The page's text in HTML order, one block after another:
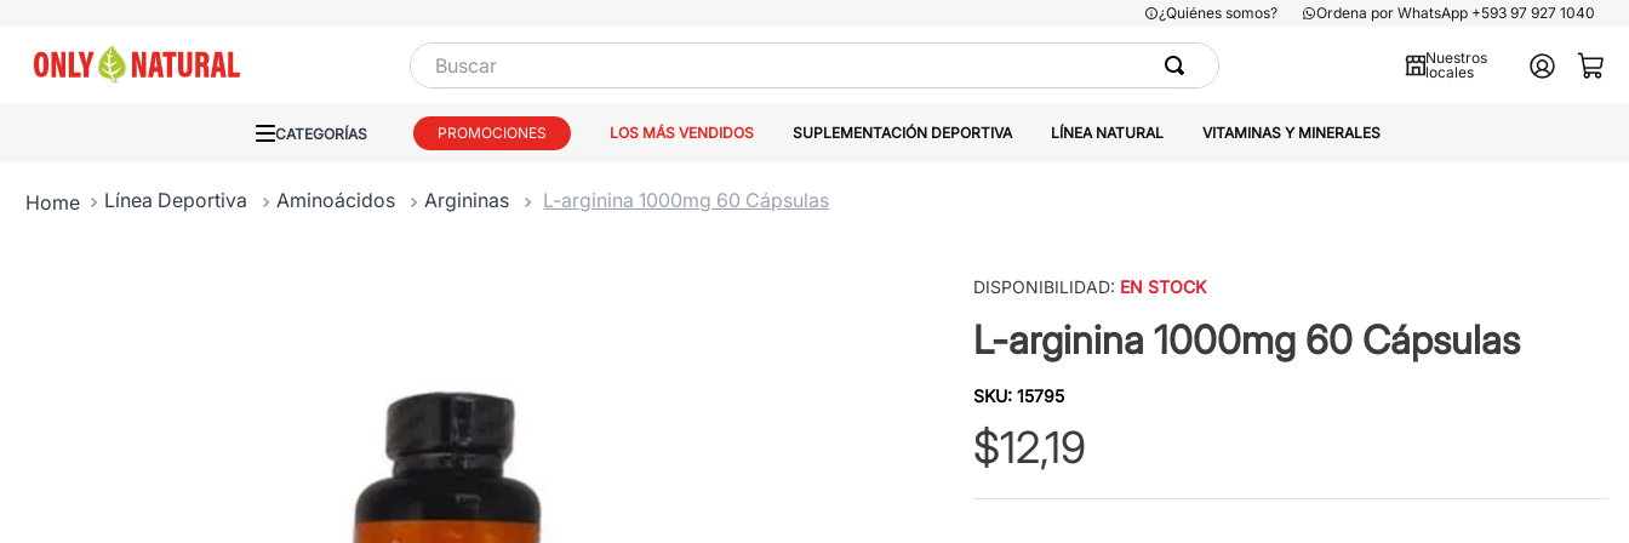
¿Quiénes somos? Ordena por WhatsApp +593 97 927 1040
Buscar
Nuestros
locales
PROMOCIONES LOS MÁS VENDIDOS SUPLEMENTACIÓN DEPORTIVA LÍNEA NATURAL VITAMINAS Y MINERALES
Línea Deportiva Aminoácidos Argininas L-arginina 1000mg 60 Cápsulas
DISPONIBILIDAD: EN STOCK
L-arginina 1000mg 60 Cápsulas
SKU: 15795
$12,19